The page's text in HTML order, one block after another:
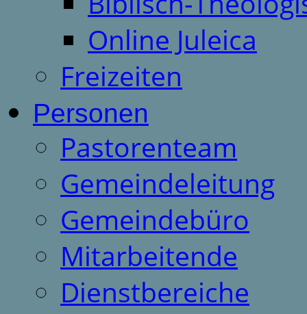
Online Juleica
Freizeiten
Personen
Pastorenteam
Gemeindeleitung
Gemeindebüro
Mitarbeitende
Dienstbereiche